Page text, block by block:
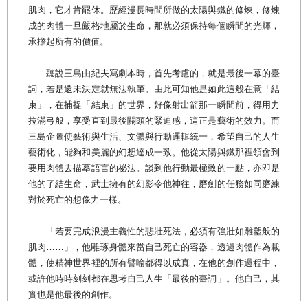
肌肉，它才肯罷休。歷經漫長時間所做的太陽與鐵的修煉，修煉
成的肉體一旦嚴格地屬於生命，那就必須保持每個瞬間的光輝，
承擔起所有的價值。
聽說三島由紀夫寫劇本時，首先考慮的，就是最後一幕的臺
詞，若是還未決定就無法執筆。由此可知他是如此這般在意「結
束」，在捕捉「結束」的世界，好像射出箭那一瞬間前，得用力
拉滿弓般，享受直到最後關頭的緊迫感，這正是藝術的效力。而
三島企圖使藝術與生活、文體與行動邏輯統一，希望自己的人生
藝術化，能夠和美麗的幻想達成一致。他從太陽與鐵那裡領會到
要用肉體去描摹語言的祕法。談到他行動最極致的一點，亦即是
他的了結生命，武士擁有的幻影令他神往，磨劍的任務如同磨練
對於死亡的想像力一樣。
「若要完成浪漫主義性的悲壯死法，必須有強壯如雕塑般的
肌肉……」，他雕琢身體來當自己死亡的容器，透過肉體作為載
體，使精神世界裡的所有譬喻都得以成真，在他的創作過程中，
或許他時時刻刻都在思考自己人生「最後的臺詞」。他自己，其
實也是他最後的創作。